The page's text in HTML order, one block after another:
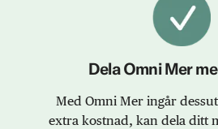
Dela Omni Mer
Med Omni Mer ingår
extra kostnad, kan dela ditt